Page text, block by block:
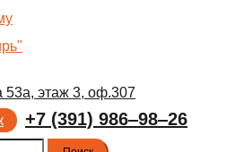
53а, этаж 3, оф.307
+7 (391) 986‒98‒26